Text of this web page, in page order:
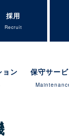
採用
Recruit
ョン 保守サー